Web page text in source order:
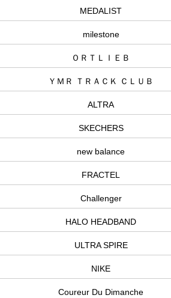
MEDALIST
milestone
ＯＲＴＬＩＥＢ
ＹＭＲ ＴＲＡＣＫ ＣＬＵＢ
ALTRA
SKECHERS
new balance
FRACTEL
Challenger
HALO HEADBAND
ULTRA SPIRE
NIKE
Coureur Du Dimanche